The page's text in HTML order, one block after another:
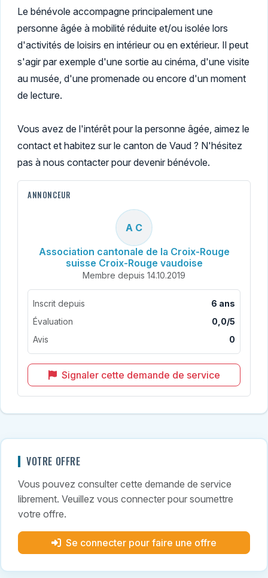
Le bénévole accompagne principalement une
personne âgée à mobilité réduite et/ou isolée lors
d'activités de loisirs en intérieur ou en extérieur. Il peut
s'agir par exemple d'une sortie au cinéma, d'une visite
au musée, d'une promenade ou encore d'un moment
de lecture.
Vous avez de l'intérêt pour la personne âgée, aimez le
contact et habitez sur le canton de Vaud ? N'hésitez
pas à nous contacter pour devenir bénévole.
ANNONCEUR
A C
Association cantonale de la Croix-Rouge
suisse Croix-Rouge vaudoise
Membre depuis 14.10.2019
Inscrit depuis
6 ans
Évaluation
0,0/5
Avis
0
Signaler cette demande de service
VOTRE OFFRE
Vous pouvez consulter cette demande de service
librement. Veuillez vous connecter pour soumettre
votre offre.
Se connecter pour faire une offre